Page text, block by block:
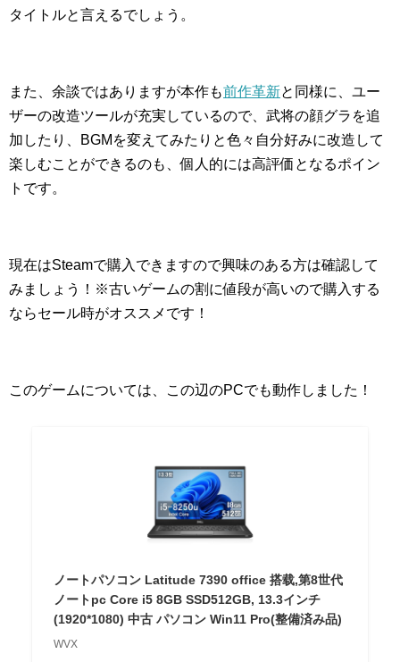
タイトルと言えるでしょう。
また、余談ではありますが本作も前作革新と同様に、ユー
ザーの改造ツールが充実しているので、武将の顔グラを追
加したり、BGMを変えてみたりと色々自分好みに改造して
楽しむことができるのも、個人的には高評価となるポイン
トです。
現在はSteamで購入できますので興味のある方は確認して
みましょう！※古いゲームの割に値段が高いので購入する
ならセール時がオススメです！
このゲームについては、この辺のPCでも動作しました！
ノートパソコン Latitude 7390 office 搭载,第8世代
ノートpc Core i5 8GB SSD512GB, 13.3インチ
(1920*1080) 中古 パソコン Win11 Pro(整備済み品)
WVX